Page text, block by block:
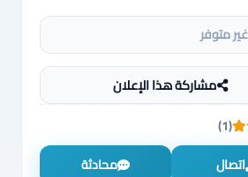
غير متوفر
مشاركة هذا الإعلان
(1)
اتصال
محادثة